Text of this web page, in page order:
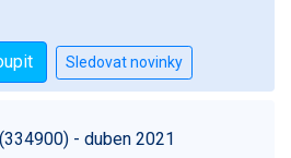
(334900) - duben 2021